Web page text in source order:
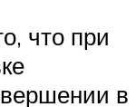
что при
в